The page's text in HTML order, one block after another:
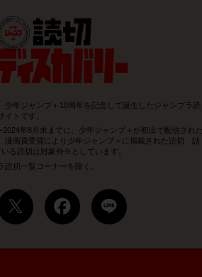
少年ジャンプ＋10周年を記念して誕生したジャンプラ読
イトです。
年8月末までに、少年ジャンプ＋が初出で配信された
漫画賞受賞により少年ジャンプ＋に掲載された読切、話
る読切は対象外※としています。
切一覧コーナーを除く。